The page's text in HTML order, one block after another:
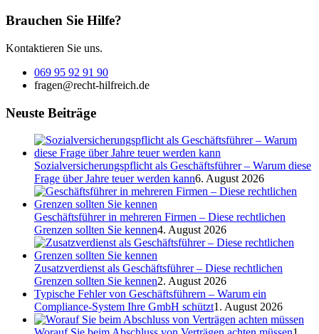
Brauchen Sie Hilfe?
Kontaktieren Sie uns.
069 95 92 91 90
fragen@recht-hilfreich.de
Neuste Beiträge
Sozialversicherungspflicht als Geschäftsführer – Warum diese
Frage über Jahre teuer werden kann6. August 2026
Geschäftsführer in mehreren Firmen – Diese rechtlichen
Grenzen sollten Sie kennen4. August 2026
Zusatzverdienst als Geschäftsführer – Diese rechtlichen
Grenzen sollten Sie kennen2. August 2026
Typische Fehler von Geschäftsführern – Warum ein
Compliance-System Ihre GmbH schützt1. August 2026